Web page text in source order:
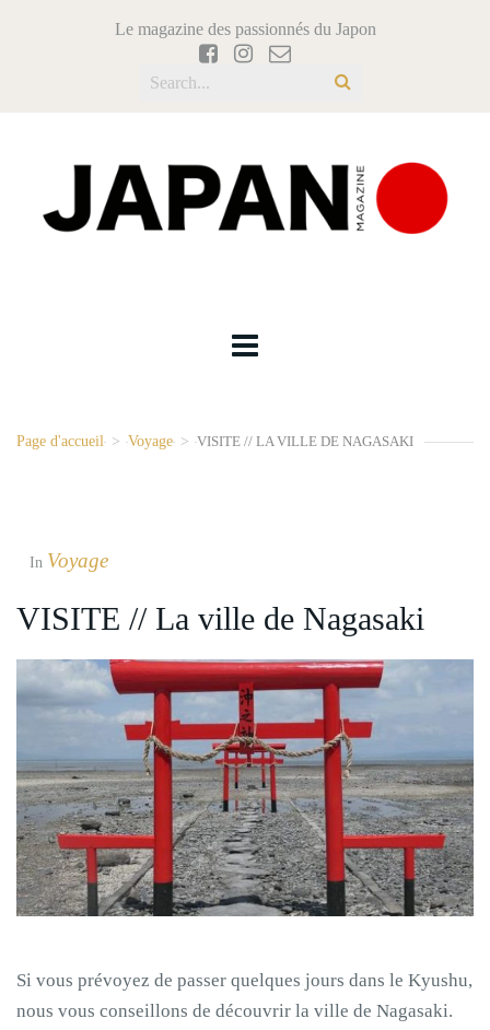
Le magazine des passionnés du Japon
Page d'accueil > Voyage > VISITE // LA VILLE DE NAGASAKI
In Voyage
VISITE // La ville de Nagasaki
Si vous prévoyez de passer quelques jours dans le Kyushu,
nous vous conseillons de découvrir la ville de Nagasaki.